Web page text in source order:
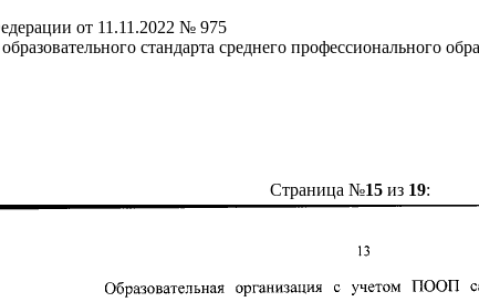
от 11.11.2022 № 975
стандарта среднего профессионального
Страница №15из 19: